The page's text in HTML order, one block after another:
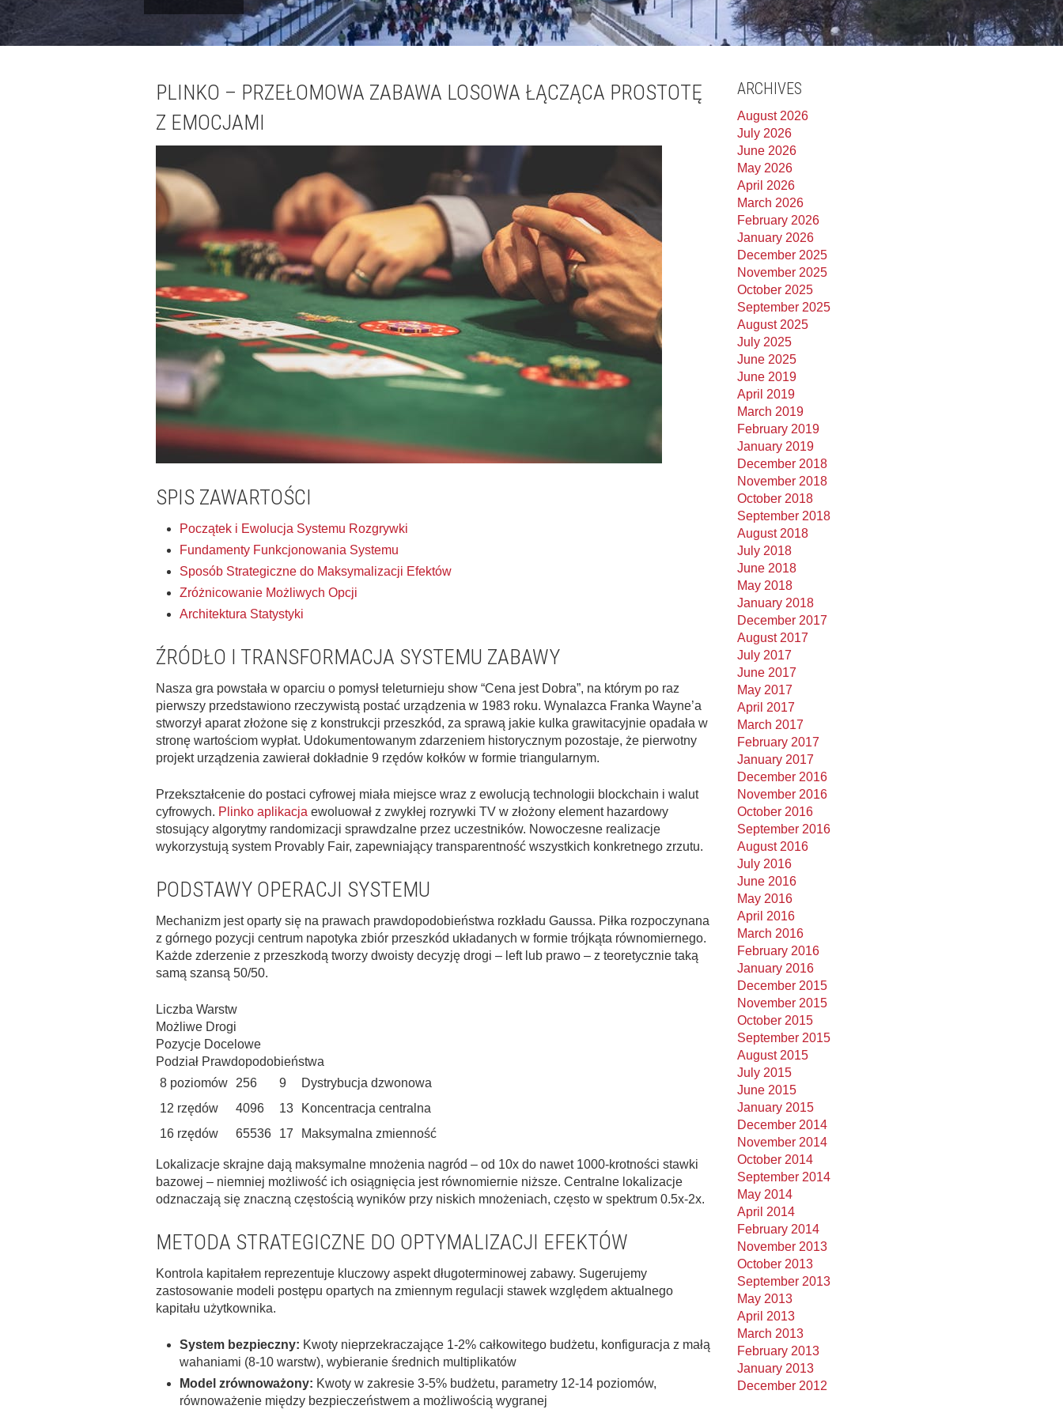
PLINKO – PRZEŁOMOWA ZABAWA LOSOWA ŁĄCZĄCA PROSTOTĘ
Z EMOCJAMI
SPIS ZAWARTOŚCI
Początek i Ewolucja Systemu Rozgrywki
Fundamenty Funkcjonowania Systemu
Sposób Strategiczne do Maksymalizacji Efektów
Zróżnicowanie Możliwych Opcji
Architektura Statystyki
ŹRÓDŁO I TRANSFORMACJA SYSTEMU ZABAWY
Nasza gra powstała w oparciu o pomysł teleturnieju show “Cena jest Dobra”, na którym po raz
pierwszy przedstawiono rzeczywistą postać urządzenia w 1983 roku. Wynalazca Franka Wayne’a
stworzył aparat złożone się z konstrukcji przeszkód, za sprawą jakie kulka grawitacyjnie opadała w
stronę wartościom wypłat. Udokumentowanym zdarzeniem historycznym pozostaje, że pierwotny
projekt urządzenia zawierał dokładnie 9 rzędów kołków w formie triangularnym.
Przekształcenie do postaci cyfrowej miała miejsce wraz z ewolucją technologii blockchain i walut
cyfrowych. Plinko aplikacja ewoluował z zwykłej rozrywki TV w złożony element hazardowy
stosujący algorytmy randomizacji sprawdzalne przez uczestników. Nowoczesne realizacje
wykorzystują system Provably Fair, zapewniający transparentność wszystkich konkretnego zrzutu.
PODSTAWY OPERACJI SYSTEMU
Mechanizm jest oparty się na prawach prawdopodobieństwa rozkładu Gaussa. Piłka rozpoczynana
z górnego pozycji centrum napotyka zbiór przeszkód układanych w formie trójkąta równomiernego.
Każde zderzenie z przeszkodą tworzy dwoisty decyzję drogi – left lub prawo – z teoretycznie taką
samą szansą 50/50.
Liczba Warstw
Możliwe Drogi
Pozycje Docelowe
Podział Prawdopodobieństwa
8 poziomów
256 9
Dystrybucja dzwonowa
12 rzędów
4096 13
Koncentracja centralna
16 rzędów
65536 17 Maksymalna zmienność
Lokalizacje skrajne dają maksymalne mnożenia nagród – od 10x do nawet 1000-krotności stawki
bazowej – niemniej możliwość ich osiągnięcia jest równomiernie niższe. Centralne lokalizacje
odznaczają się znaczną częstością wyników przy niskich mnożeniach, często w spektrum 0.5x-2x.
METODA STRATEGICZNE DO OPTYMALIZACJI EFEKTÓW
Kontrola kapitałem reprezentuje kluczowy aspekt długoterminowej zabawy. Sugerujemy
zastosowanie modeli postępu opartych na zmiennym regulacji stawek względem aktualnego
kapitału użytkownika.
System bezpieczny: Kwoty nieprzekraczające 1-2% całkowitego budżetu, konfiguracja z małą
wahaniami (8-10 warstw), wybieranie średnich multiplikatów
Model zrównoważony: Kwoty w zakresie 3-5% budżetu, parametry 12-14 poziomów,
równoważenie między bezpieczeństwem a możliwością wygranej
ARCHIVES
August 2026
July 2026
June 2026
May 2026
April 2026
March 2026
February 2026
January 2026
December 2025
November 2025
October 2025
September 2025
August 2025
July 2025
June 2025
June 2019
April 2019
March 2019
February 2019
January 2019
December 2018
November 2018
October 2018
September 2018
August 2018
July 2018
June 2018
May 2018
January 2018
December 2017
August 2017
July 2017
June 2017
May 2017
April 2017
March 2017
February 2017
January 2017
December 2016
November 2016
October 2016
September 2016
August 2016
July 2016
June 2016
May 2016
April 2016
March 2016
February 2016
January 2016
December 2015
November 2015
October 2015
September 2015
August 2015
July 2015
June 2015
January 2015
December 2014
November 2014
October 2014
September 2014
May 2014
April 2014
February 2014
November 2013
October 2013
September 2013
May 2013
April 2013
March 2013
February 2013
January 2013
December 2012